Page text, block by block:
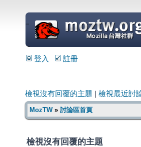
=
登入 註冊
檢視沒有回覆的主題 檢視最近討
MozTW» 討論區首頁
檢視沒有回覆的主題